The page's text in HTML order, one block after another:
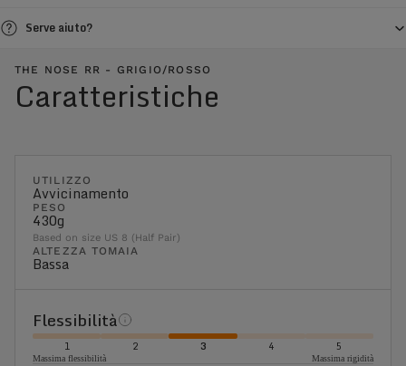
Serve aiuto?
THE NOSE RR - GRIGIO/ROSSO
Caratteristiche
UTILIZZO
Avvicinamento
PESO
430g
Based on size US 8 (Half Pair)
ALTEZZA TOMAIA
Bassa
Flessibilità
1 2 3 4 5
Massima flessibilità Massima rigidità